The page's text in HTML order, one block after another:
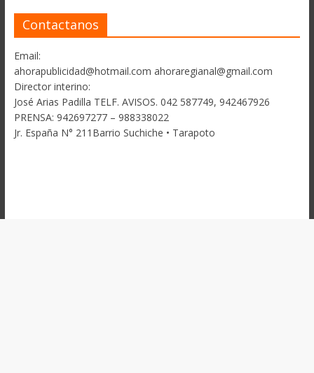
Contactanos
Email:
ahorapublicidad@hotmail.com ahoraregianal@gmail.com
Director interino:
José Arias Padilla TELF. AVISOS. 042 587749, 942467926
PRENSA: 942697277 – 988338022
Jr. España N° 211Barrio Suchiche • Tarapoto